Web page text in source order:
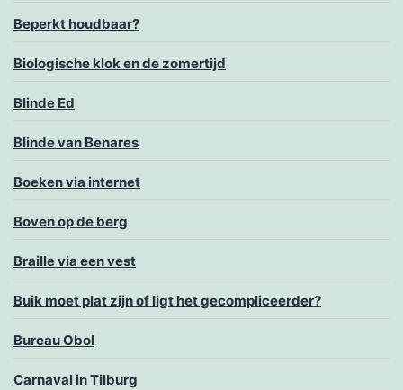
Beperkt houdbaar?
Biologische klok en de zomertijd
Blinde Ed
Blinde van Benares
Boeken via internet
Boven op de berg
Braille via een vest
Buik moet plat zijn of ligt het gecompliceerder?
Bureau Obol
Carnaval in Tilburg